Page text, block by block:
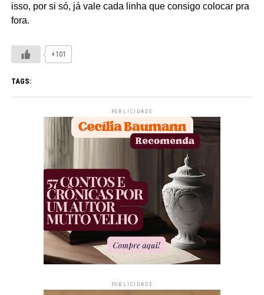
isso, por si só, já vale cada linha que consigo colocar pra
fora.
+101
TAGS:
PUBLICIDADE
PUBLICIDADE